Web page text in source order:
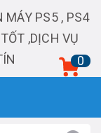
0